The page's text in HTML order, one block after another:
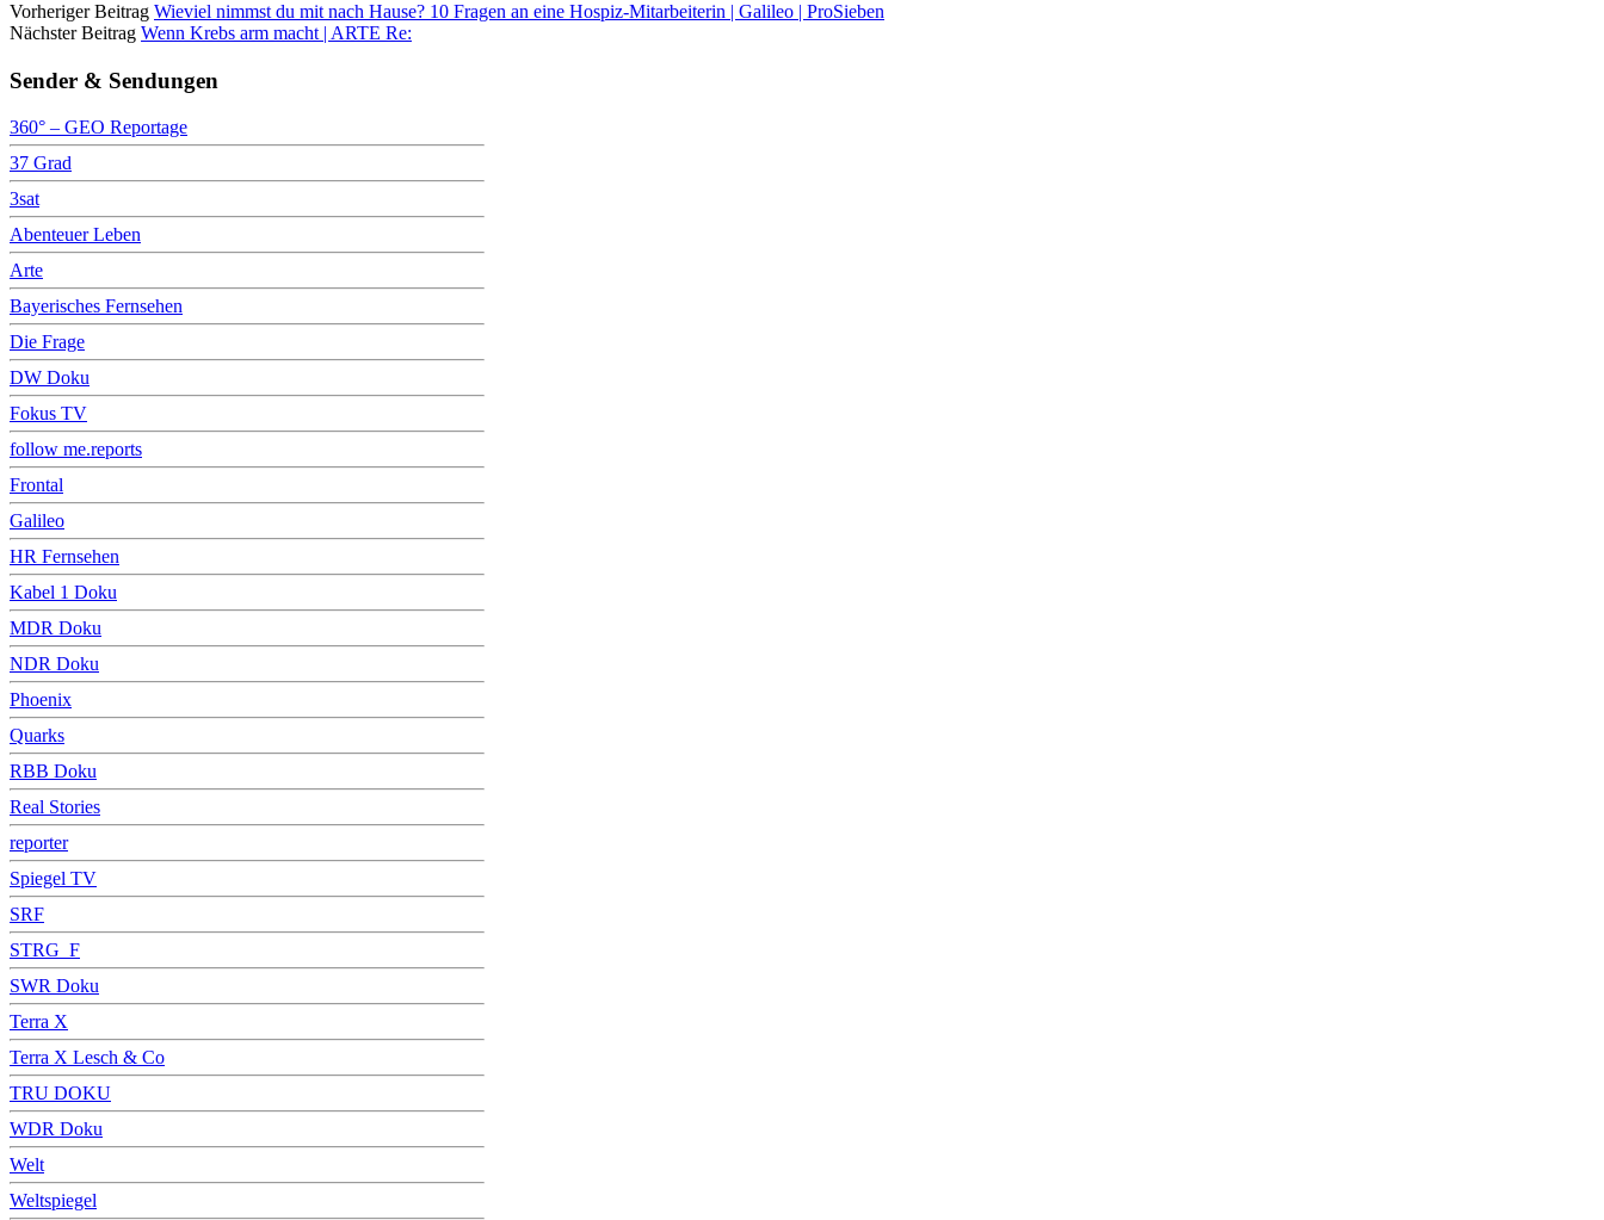
Vorheriger Beitrag Wieviel nimmst du mit nach Hause? 10 Fragen an eine Hospiz-Mitarbeiterin | Galileo | ProSieben
Nächster Beitrag Wenn Krebs arm macht | ARTE Re:
Sender & Sendungen
360° – GEO Reportage
37 Grad
3sat
Abenteuer Leben
Arte
Bayerisches Fernsehen
Die Frage
DW Doku
Fokus TV
follow me.reports
Frontal
Galileo
HR Fernsehen
Kabel 1 Doku
MDR Doku
NDR Doku
Phoenix
Quarks
RBB Doku
Real Stories
reporter
Spiegel TV
SRF
STRG_F
SWR Doku
Terra X
Terra X Lesch & Co
TRU DOKU
WDR Doku
Welt
Weltspiegel